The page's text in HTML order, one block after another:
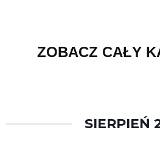
ZOBACZ CAŁY
SIERPIEŃ